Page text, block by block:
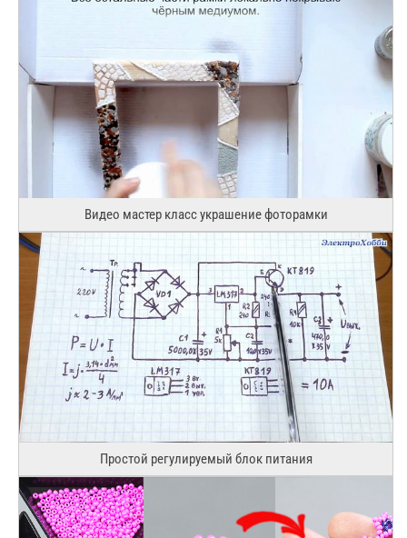
Видео мастер класс украшение фоторамки
Простой регулируемый блок питания